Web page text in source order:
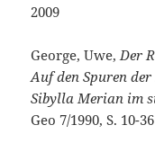
2009
George, Uwe, Der
Auf den Spuren
Sibylla Merian im
Geo 7/1990, S. 10-36